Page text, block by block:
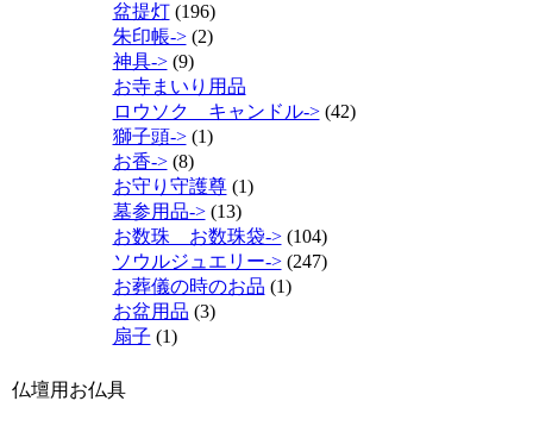
盆提灯(196)
朱印帳->(2)
神具->(9)
お寺まいり用品
ロウソク キャンドル->(42)
獅子頭->(1)
お香->(8)
お守り守護尊(1)
墓参用品->(13)
お数珠 お数珠袋->(104)
ソウルジュエリー->(247)
お葬儀の時のお品 (1)
お盆用品 (3)
扇子 (1)
仏壇用お仏具